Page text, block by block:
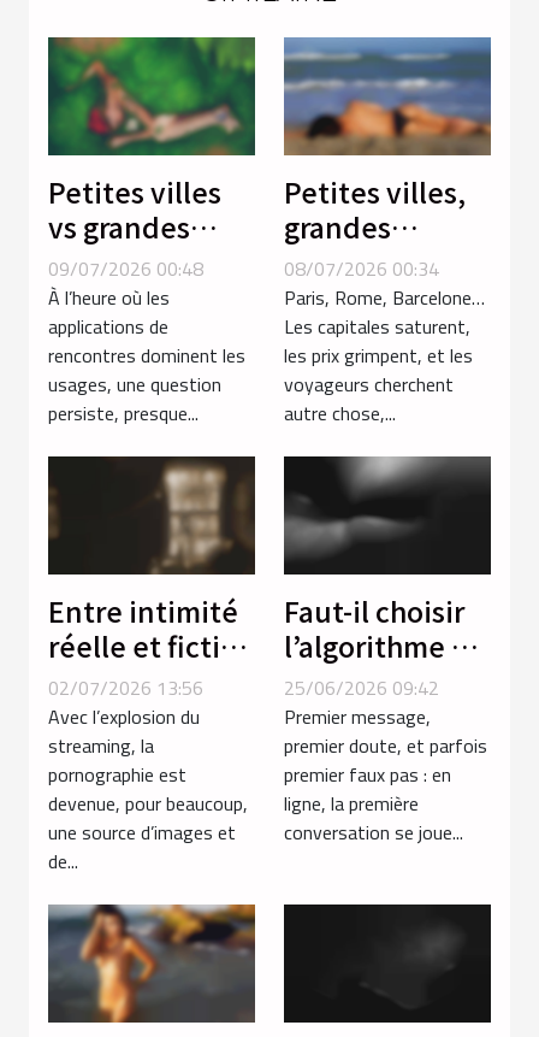
Petites villes
vs grandes
métropoles :
où les
rencontres
sont-elles
vraiment plus
spontanées ?
09/07/2026 00:48
À l’heure où les
applications de
rencontres dominent les
usages, une question
persiste, presque...
Petites villes,
grandes
rencontres :
explorations
hors des
sentiers battus
08/07/2026 00:34
Paris, Rome, Barcelone…
Les capitales saturent,
les prix grimpent, et les
voyageurs cherchent
autre chose,...
Entre intimité
réelle et fiction
: comment la
vidéo porno
façonne nos
attentes
02/07/2026 13:56
Avec l’explosion du
streaming, la
pornographie est
devenue, pour beaucoup,
une source d’images et
de...
Faut-il choisir
l’algorithme ou
l’instinct pour
réussir sa
première
conversation
en ligne ?
25/06/2026 09:42
Premier message,
premier doute, et parfois
premier faux pas : en
ligne, la première
conversation se joue...